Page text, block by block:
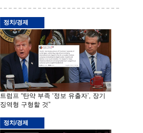
정치/경제
트럼프 “탄약 부족 ‘정보 유출자’, 장기
징역형 구형할 것”
정치/경제